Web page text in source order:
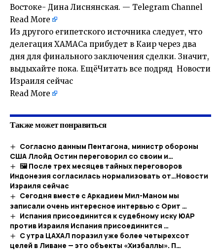
Востоке- Дина Лиснянская. — Telegram Channel
Read More
Из другого египетского источника следует, что
делегация ХАМАСа прибудет в Каир через два
дня для финального заключения сделки. Значит,
выдыхайте пока. ЕщёЧитать все подряд Новости
Израиля сейчас
Read More
Также может понравиться
Согласно данным Пентагона, министр обороны
США Ллойд Остин переговорил со своим и…
🖼 После трех месяцев тайных переговоров
Индонезия согласилась нормализовать от…​Новости
Израиля сейчас
Сегодня вместе с Аркадием Мил-Маном мы
записали очень интересное интервью с Орит …
Испания присоединится к судебному иску ЮАР
против Израиля Испания присоединится …
С утра ЦАХАЛ поразил уже более четырехсот
целей в Ливане — это объекты «Хизбаллы». П…